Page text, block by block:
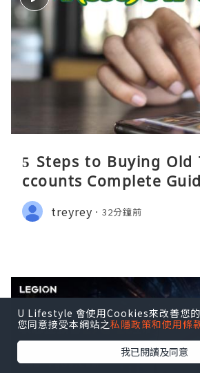
5 Steps to Buying Old
ccounts Complete
treyrey 32分鐘前
U Lifestyle 會使用Cookies來改善您
您同意接受本網站之私隱政策和使用條
我已閱讀及同意